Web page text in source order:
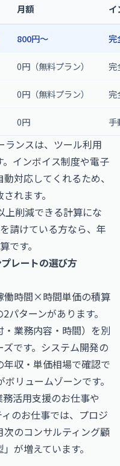
月額 イ
800円〜 完
0円（無料プラン） 完
0円（無料プラン） 完
0円 手
ランスは、ツール利用
インボイス制度や電子
対応してくれるため、
れます。
上削減できる計算にな
請けている方なら、年
です。
レートの選び方
働時間×時間単価の積算
ターンがあります。
業務内容・時間）を別
です。システム開発の
年収・単価相場で確認で
リュームゾーンです。
活用支援のお仕事や
のお仕事では、プロジ
のコンサルティング顧
が増えています。